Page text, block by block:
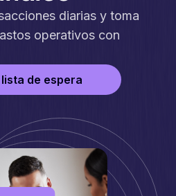
diarias y toma
operativos con
de espera